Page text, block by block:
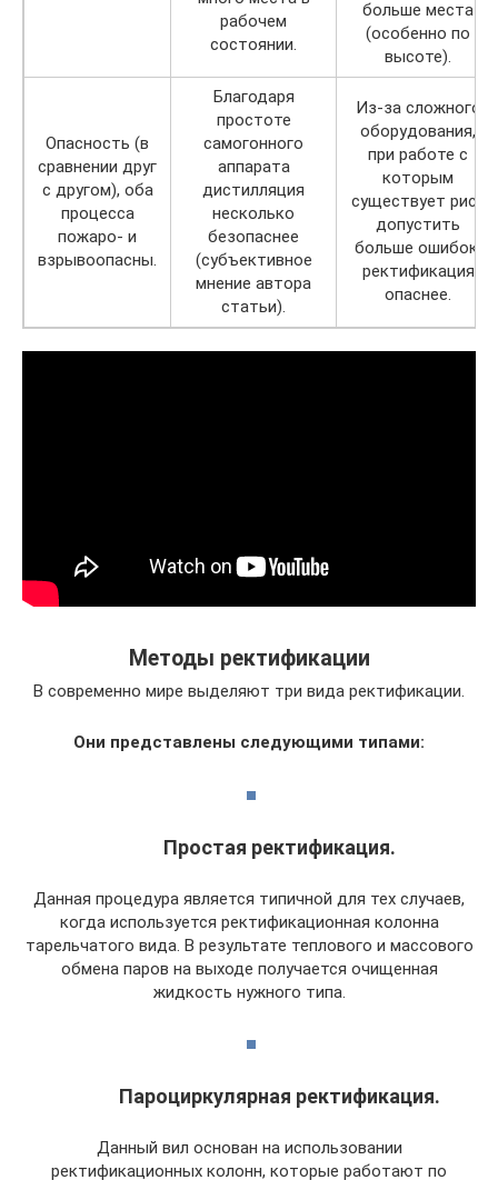
рабочем
состоянии.
больше места
(особенно по
высоте).
Опасность (в
сравнении друг
с другом), оба
процесса
пожаро- и
взрывоопасны.
Благодаря
простоте
самогонного
аппарата
дистилляция
несколько
безопаснее
(субъективное
мнение автора
статьи).
Из-за сложного
оборудования,
при работе с
которым
существует риск
допустить
больше ошибок,
ректификация
опаснее.
Методы ректификации
В современно мире выделяют три вида ректификации.
Они представлены следующими типами:
Простая ректификация.
Данная процедура является типичной для тех случаев,
когда используется ректификационная колонна
тарельчатого вида. В результате теплового и массового
обмена паров на выходе получается очищенная
жидкость нужного типа.
Пароциркулярная ректификация.
Данный вил основан на использовании
ректификационных колонн, которые работают по